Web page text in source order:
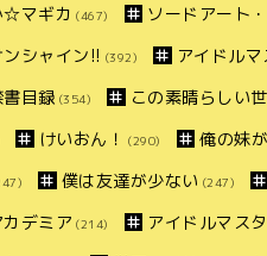
☆マギカ (467) ソードアート
シャイン!! (392) アイドルマ
目録 (354) この素晴らしい
けいおん！ (290) 俺の妹
僕は友達が少ない (247)
デミア (214) アイドルマス